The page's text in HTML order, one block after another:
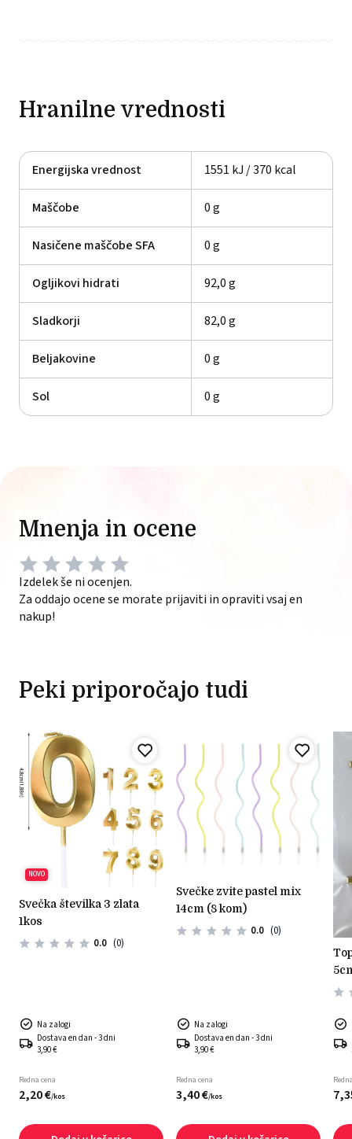
Hranilne vrednosti
Energijska vrednost 1551 kJ / 370 kcal
Maščobe 0 g
Nasičene maščobe SFA 0 g
Ogljikovi hidrati 92,0 g
Sladkorji 82,0 g
Beljakovine 0 g
Sol 0 g
Mnenja in ocene
Izdelek še ni ocenjen.
Za oddajo ocene se morate prijaviti in opraviti vsaj en
nakup!
Peki priporočajo tudi
NOVO
svečka številka 3 zlata
1kos
0.0 (0)
Na zalogi
Dostava en dan - 3 dni
3,90 €
Redna cena
2,20€/kos
svečke zvite pastel mix
14cm (8 kom)
0.0 (0)
Na zalogi
Dostava en dan - 3 dni
3,90 €
Redna cena
3,40€/kos
topper pleksi zlati križ -
7,